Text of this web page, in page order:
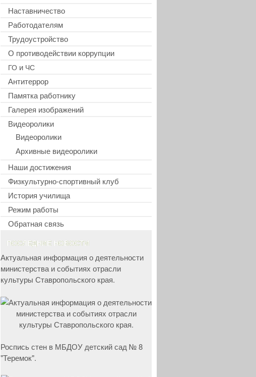
Наставничество
Работодателям
Трудоустройство
О противодействии коррупции
ГО и ЧС
Антитеррор
Памятка работнику
Галерея изображений
Видеоролики
Видеоролики
Архивные видеоролики
Наши достижения
Физкультурно-спортивный клуб
История училища
Режим работы
Обратная связь
ПОСЛЕДНИЕ НОВОСТИ
Актуальная информация о деятельности
министерства и событиях отрасли
культуры Ставропольского края.
Роспись стен в МБДОУ детский сад № 8
"Теремок".